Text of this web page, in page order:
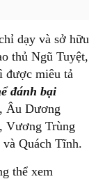
dạy và sở hữu
thủ Ngũ Tuyệt,
được miêu tả
đánh bại
Âu Dương
Vương Trùng
Quách Tĩnh.
thể xem